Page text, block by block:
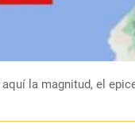
la magnitud, el